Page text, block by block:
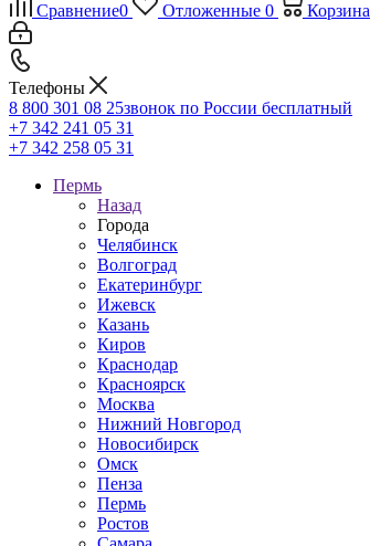
Сравнение0 Отложенные 0 Корзина
Телефоны
8 800 301 08 25звонок по России бесплатный
+7 342 241 05 31
+7 342 258 05 31
Пермь
Назад
Города
Челябинск
Волгоград
Екатеринбург
Ижевск
Казань
Киров
Краснодар
Красноярск
Москва
Нижний Новгород
Новосибирск
Омск
Пенза
Пермь
Ростов